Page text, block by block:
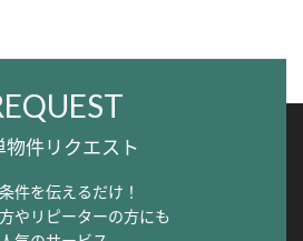
物件リクエスト
件を伝えるだけ！
やリピーターの方にも